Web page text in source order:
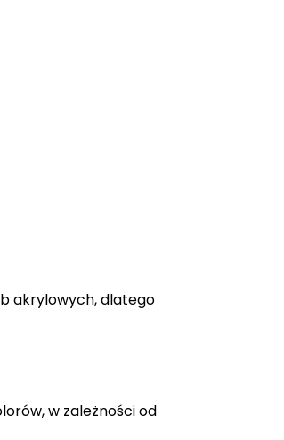
akrylowych, dlatego
w zależności od